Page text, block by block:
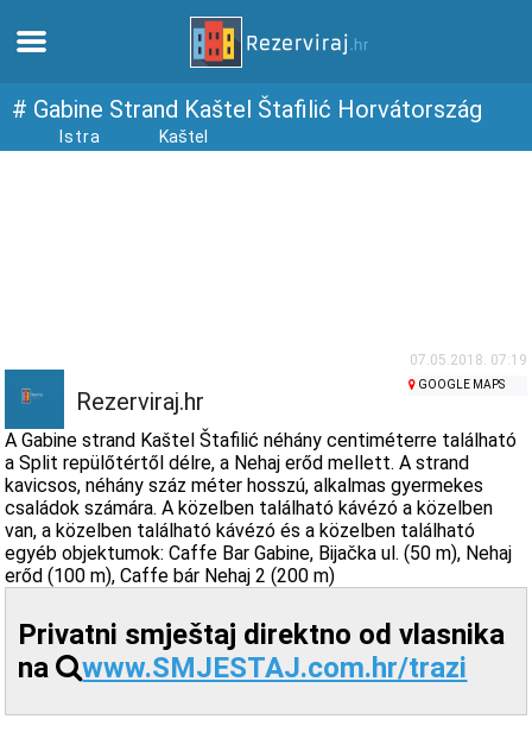
Otthon
webcams
Ismerkedjen meg Horvátországgal
múzeumok
# Gabine Strand Kaštel Štafilić Horvátország
Istra Kaštel
07.05.2018. 07:19
Rezerviraj.hr
GOOGLE MAPS
A Gabine strand Kaštel Štafilić néhány centiméterre található
a Split repülőtértől délre, a Nehaj erőd mellett. A strand
kavicsos, néhány száz méter hosszú, alkalmas gyermekes
családok számára. A közelben található kávézó a közelben
van, a közelben található kávézó és a közelben található
egyéb objektumok: Caffe Bar Gabine, Bijačka ul. (50 m), Nehaj
erőd (100 m), Caffe bár Nehaj 2 (200 m)
Privatni smještaj direktno od vlasnika
na
www.SMJESTAJ.com.hr/trazi